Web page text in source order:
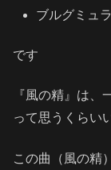
ブルグミュ
です
『風の精』は、
って思うくらい
この曲（風の精